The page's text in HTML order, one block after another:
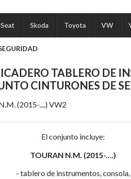
Seat Skoda Toyota VW
TABLERO DE
CINTURONES DE
(2015-....) VW2
El conjunto incluye:
TOURAN N.M. (2015-....)
- tablero de instrumentos, consola,